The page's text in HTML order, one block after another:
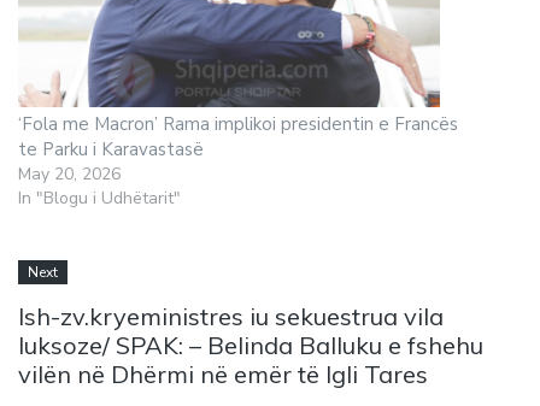
‘Fola me Macron’ Rama implikoi presidentin e Francës
te Parku i Karavastasë
May 20, 2026
In "Blogu i Udhëtarit"
Next
Ish-zv.kryeministres iu sekuestrua vila
luksoze/ SPAK: – Belinda Balluku e fshehu
vilën në Dhërmi në emër të Igli Tares